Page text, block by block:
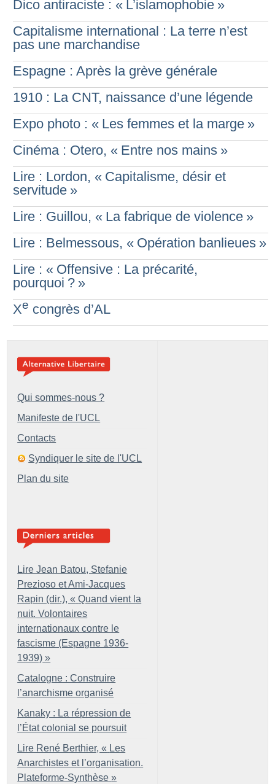
Dico antiraciste : « L’islamophobie »
Capitalisme international : La terre n’est
pas une marchandise
Espagne : Après la grève générale
1910 : La CNT, naissance d’une légende
Expo photo : « Les femmes et la marge »
Cinéma : Otero, « Entre nos mains »
Lire : Lordon, « Capitalisme, désir et
servitude »
Lire : Guillou, « La fabrique de violence »
Lire : Belmessous, « Opération banlieues »
Lire : « Offensive : La précarité,
pourquoi ? »
Xe congrès d’AL
Qui sommes-nous ?
Manifeste de l'UCL
Contacts
Syndiquer le site de l'UCL
Plan du site
Lire Jean Batou, Stefanie
Prezioso et Ami-Jacques
Rapin (dir.), « Quand vient la
nuit. Volontaires
internationaux contre le
fascisme (Espagne 1936-
1939) »
Catalogne : Construire
l’anarchisme organisé
Kanaky : La répression de
l’État colonial se poursuit
Lire René Berthier, « Les
Anarchistes et l’organisation.
Plateforme-Synthèse »